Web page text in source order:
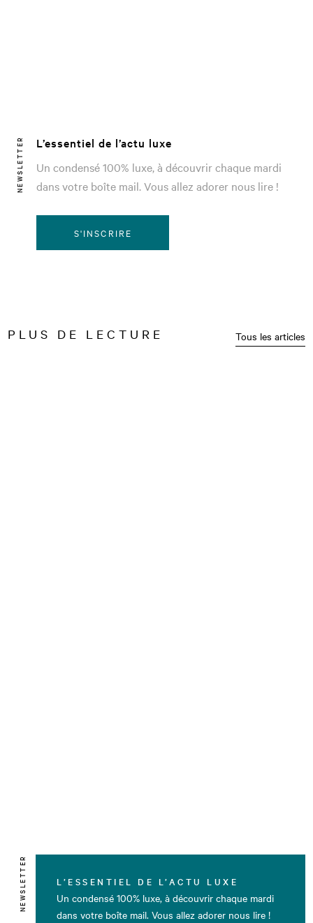
NEWSLETTER
L’essentiel de l’actu luxe
Un condensé 100% luxe, à découvrir chaque mardi
dans votre boîte mail. Vous allez adorer nous lire !
S'INSCRIRE
PLUS DE LECTURE Tous les articles
NEWSLETTER L’ESSENTIEL DE L’ACTU LUXE
Un condensé 100% luxe, à découvrir chaque mardi
dans votre boîte mail. Vous allez adorer nous lire !